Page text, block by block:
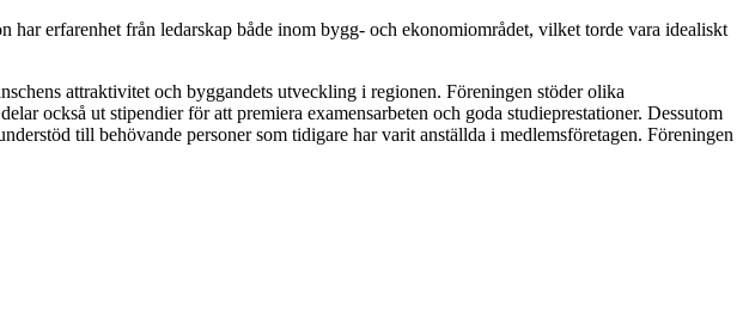
erfarenhet från ledarskap både inom bygg- och ekonomiområdet, vilket torde vara idealiskt
attraktivitet och byggandets utveckling i regionen. Föreningen stöder olika
också ut stipendier för att premiera examensarbeten och goda studieprestationer. Dessutom
till behövande personer som tidigare har varit anställda i medlemsföretagen. Föreningen